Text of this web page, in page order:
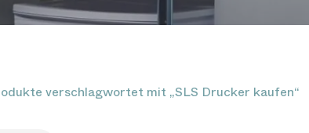
verschlagwortet mit „SLS Drucker kaufen“